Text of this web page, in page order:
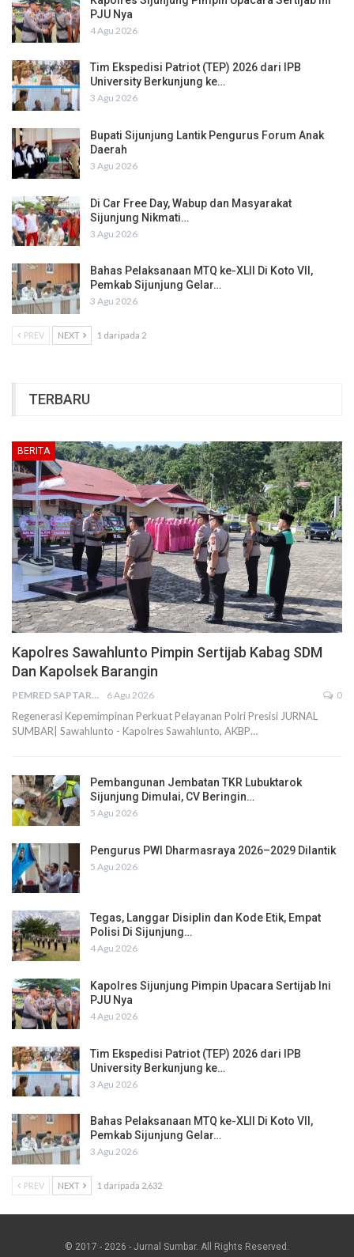
PJU Nya
4 Agu 2026
Tim Ekspedisi Patriot (TEP) 2026 dari IPB
University Berkunjung ke…
3 Agu 2026
Bupati Sijunjung Lantik Pengurus Forum Anak
Daerah
3 Agu 2026
Di Car Free Day, Wabup dan Masyarakat
Sijunjung Nikmati…
3 Agu 2026
Bahas Pelaksanaan MTQ ke-XLII Di Koto VII,
Pemkab Sijunjung Gelar…
3 Agu 2026
PREV NEXT 1 daripada 2
TERBARU
BERITA
Kapolres Sawahlunto Pimpin Sertijab Kabag SDM
Dan Kapolsek Barangin
PEMRED SAPTARIUS 6 Agu 2026 0
Regenerasi Kepemimpinan Perkuat Pelayanan Polri Presisi JURNAL
SUMBAR| Sawahlunto - Kapolres Sawahlunto, AKBP…
Pembangunan Jembatan TKR Lubuktarok
Sijunjung Dimulai, CV Beringin…
5 Agu 2026
Pengurus PWI Dharmasraya 2026–2029 Dilantik
5 Agu 2026
Tegas, Langgar Disiplin dan Kode Etik, Empat
Polisi Di Sijunjung…
4 Agu 2026
Kapolres Sijunjung Pimpin Upacara Sertijab Ini
PJU Nya
4 Agu 2026
Tim Ekspedisi Patriot (TEP) 2026 dari IPB
University Berkunjung ke…
3 Agu 2026
Bahas Pelaksanaan MTQ ke-XLII Di Koto VII,
Pemkab Sijunjung Gelar…
3 Agu 2026
PREV NEXT 1 daripada 2,632
© 2017 - 2026 - Jurnal Sumbar. All Rights Reserved.